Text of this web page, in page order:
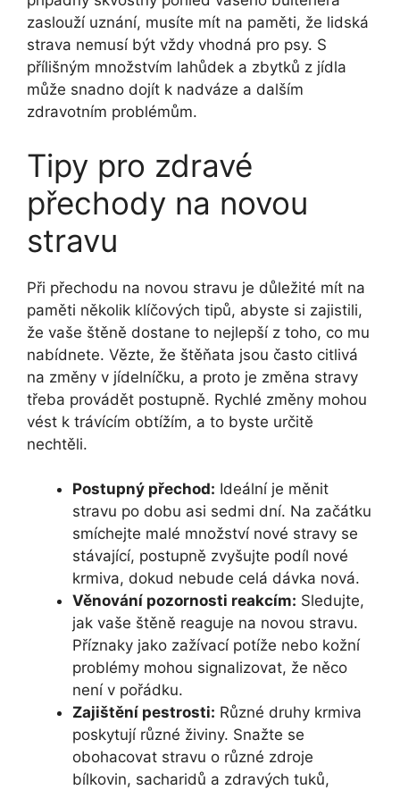
zaslouží uznání, musíte mít na paměti, že lidská
strava nemusí být vždy vhodná pro psy. S
přílišným množstvím lahůdek a zbytků z jídla
může snadno dojít k nadváze a dalším
zdravotním problémům.
Tipy pro zdravé
přechody na novou
stravu
Při přechodu na novou stravu je důležité mít na
paměti několik klíčových tipů, abyste si zajistili,
že vaše štěně dostane to nejlepší z toho, co mu
nabídnete. Vězte, že štěňata jsou často citlivá
na změny v jídelníčku, a proto je změna stravy
třeba provádět postupně. Rychlé změny mohou
vést k trávícím obtížím, a to byste určitě
nechtěli.
Postupný přechod: Ideální je měnit
stravu po dobu asi sedmi dní. Na začátku
smíchejte malé množství nové stravy se
stávající, postupně zvyšujte podíl nové
krmiva, dokud nebude celá dávka nová.
Věnování pozornosti reakcím: Sledujte,
jak vaše štěně reaguje na novou stravu.
Příznaky jako zažívací potíže nebo kožní
problémy mohou signalizovat, že něco
není v pořádku.
Zajištění pestrosti: Různé druhy krmiva
poskytují různé živiny. Snažte se
obohacovat stravu o různé zdroje
bílkovin, sacharidů a zdravých tuků,